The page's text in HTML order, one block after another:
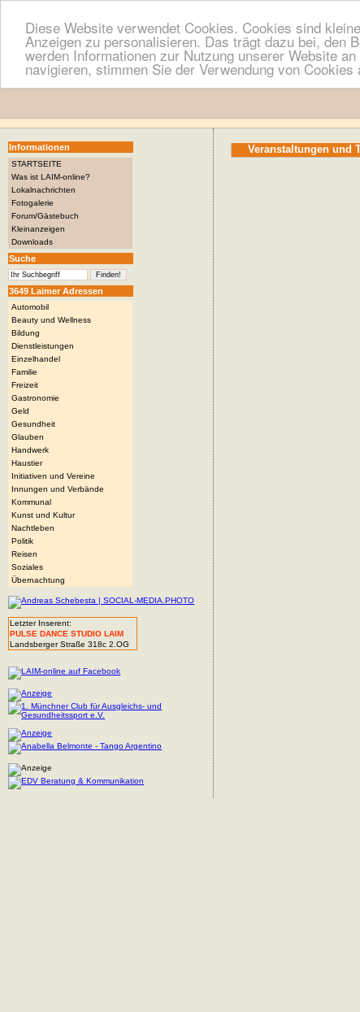
Diese Website verwendet Cookies. Cookies sind
Anzeigen zu personalisieren. Das trägt dazu bei, den
werden Informationen zur Nutzung unserer Website
navigieren, stimmen Sie der Verwendung von
Informationen
STARTSEITE
Was ist LAIM-online?
Lokalnachrichten
Fotogalerie
Forum/Gästebuch
Kleinanzeigen
Downloads
Suche
3649 Laimer Adressen
Automobil
Beauty und Wellness
Bildung
Dienstleistungen
Einzelhandel
Familie
Freizeit
Gastronomie
Geld
Gesundheit
Glauben
Handwerk
Haustier
Initiativen und Vereine
Innungen und Verbände
Kommunal
Kunst und Kultur
Nachtleben
Politik
Reisen
Soziales
Übernachtung
Letzter Inserent:
PULSE DANCE STUDIO LAIM
Landsberger Straße 318c 2.OG
Veranstaltungen und